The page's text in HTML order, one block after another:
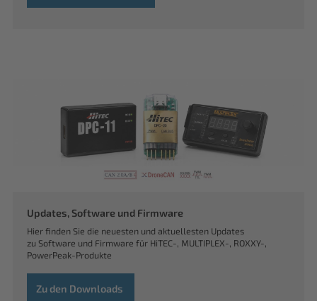
Updates, Software und Firmware
Hier finden Sie die neuesten und aktuellesten Updates
zu Software und Firmware für HiTEC-, MULTIPLEX-, ROXXY-,
PowerPeak-Produkte
Zu den Downloads